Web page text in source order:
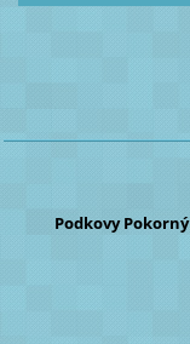
Podkovy Pokorný